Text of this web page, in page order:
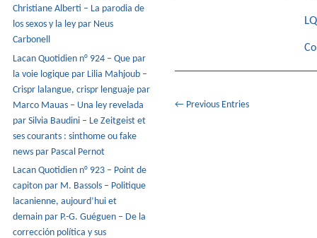
← Previous Entries
Christiane Alberti – La parodia de
los sexos y la ley par Neus
Carbonell
Lacan Quotidien n° 924 – Que par
la voie logique par Lilia Mahjoub –
Crispr lalangue, crispr lenguaje par
Marco Mauas – Una ley revelada
par Silvia Baudini – Le Zeitgeist et
ses courants : sinthome ou fake
news par Pascal Pernot
Lacan Quotidien n° 923 – Point de
capiton par M. Bassols – Politique
lacanienne, aujourd’hui et
demain par P.-G. Guéguen – De la
corrección política y sus